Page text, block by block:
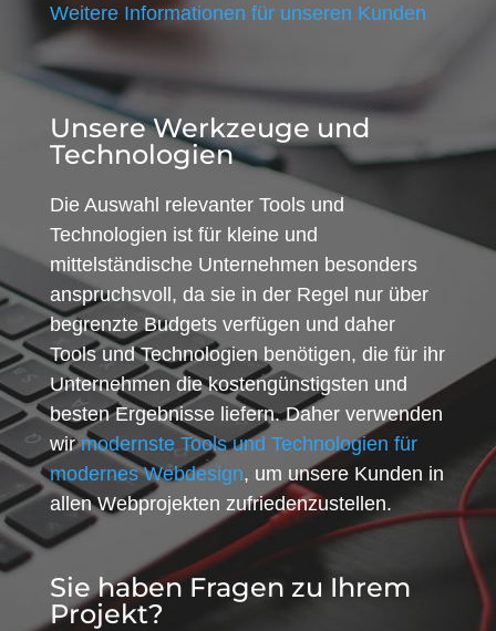
Weitere Informationen für unseren Kunden
Unsere Werkzeuge und
Technologien
Die Auswahl relevanter Tools und
Technologien ist für kleine und
mittelständische Unternehmen besonders
anspruchsvoll, da sie in der Regel nur über
begrenzte Budgets verfügen und daher
Tools und Technologien benötigen, die für ihr
Unternehmen die kostengünstigsten und
besten Ergebnisse liefern. Daher verwenden
wirmodernste Tools und Technologien für
modernes Webdesign, um unsere Kunden in
allen Webprojekten zufriedenzustellen.
Sie haben Fragen zu Ihrem
Projekt?